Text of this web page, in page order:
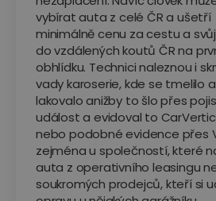
vybírat auta z celé ČR a ušetří
minimálně cenu za cestu a
do vzdálených koutů ČR na
obhlídku. Technici naleznou i
vady karoserie, kde se tmelilo a
lakovalo anižby to šlo přes
událost a evidoval to
nebo podobné evidence přes
zejména u společností, které
auta z operativního leasingu
soukromých prodejců, kteří si